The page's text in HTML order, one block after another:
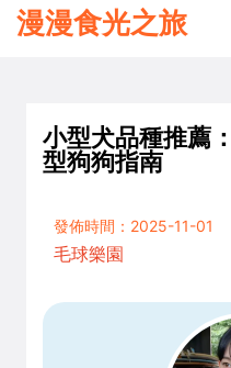
漫漫食光之旅
小型犬品種推薦
型狗狗指南
發佈時間：2025-11-01
毛球樂園